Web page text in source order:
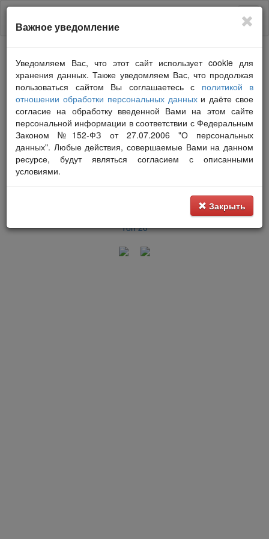
Важное уведомление
Уведомляем Вас, что этот сайт использует cookie для
хранения данных. Также уведомляем Вас, что продолжая
пользоваться сайтом Вы соглашаетесь с политикой в
отношении обработки персональных данныхи даёте свое
согласие на обработку введенной Вами на этом сайте
персональной информации в соответствии с Федеральным
Законом №152-ФЗ от 27.07.2006 "О персональных
данных". Любые действия, совершаемые Вами на данном
ресурсе, будут являться согласием с описанными
условиями.
Закрыть
Восстановление пароля
Восстановить пароль
Новости+4
Топ 20